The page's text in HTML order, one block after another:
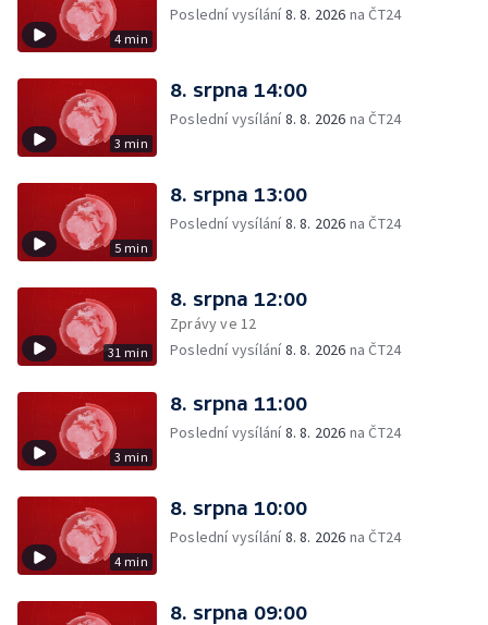
4 min
Poslední vysílání8. 8. 2026 na ČT24
3 min
8. srpna 14:00
Poslední vysílání8. 8. 2026 na ČT24
5 min
8. srpna 13:00
Poslední vysílání8. 8. 2026 na ČT24
31 min
8. srpna 12:00
Zprávy ve 12
Poslední vysílání8. 8. 2026 na ČT24
3 min
8. srpna 11:00
Poslední vysílání8. 8. 2026 na ČT24
4 min
8. srpna 10:00
Poslední vysílání8. 8. 2026 na ČT24
8. srpna 09:00